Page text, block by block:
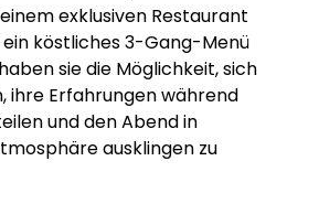
exklusiven Restaurant
köstliches 3-Gang-Menü
sie die Möglichkeit, sich
ihre Erfahrungen während
und den Abend in
ausklingen zu